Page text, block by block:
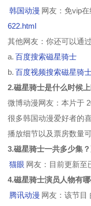
韩国动漫 网友：免vip在
622.html
其他网友：你还可以通
a. 百度搜索磁星骑士
b. 百度视频搜索磁星骑
2.磁星骑士是什么时候
微博动漫网友：本片于
很多韩国动漫爱好者的
播放细节以及票房数量
3.磁星骑士一共多少集
猫眼 网友：目前更新至
4.磁星骑士演员人物有
腾讯动漫 网友：该节目